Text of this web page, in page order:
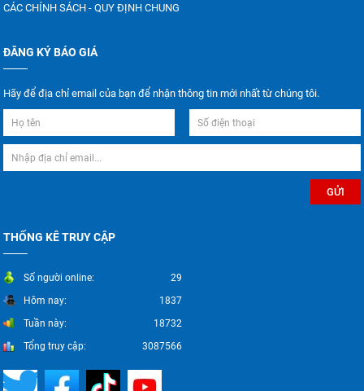
CÁC CHÍNH SÁCH - QUY ĐỊNH CHUNG
ĐĂNG KÝ BÁO GIÁ
Hãy để địa chỉ email của bạn để nhận thông tin mới nhất từ chúng tôi.
THỐNG KÊ TRUY CẬP
Số người online:
29
Hôm nay:
1837
Tuần này:
18732
Tổng truy cập:
3087566